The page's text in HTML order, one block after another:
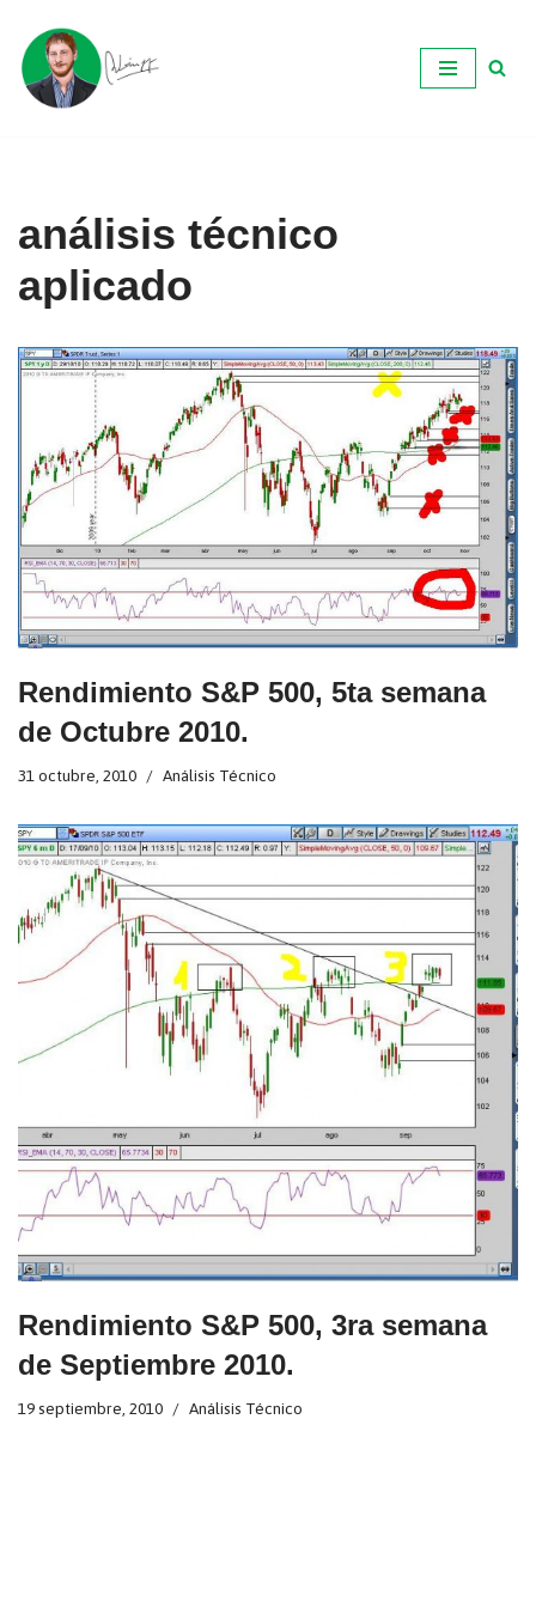
Ir
al
análisis técnico
aplicado
Rendimiento S&P 500, 5ta semana
de Octubre 2010.
31 octubre, 2010 Análisis Técnico
Rendimiento S&P 500, 3ra semana
de Septiembre 2010.
19 septiembre, 2010 Análisis Técnico